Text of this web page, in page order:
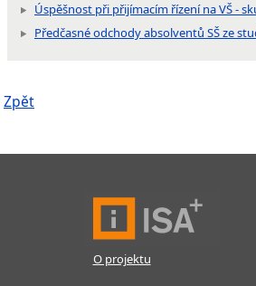
Úspěšnost při přijímacím řízení na VŠ -
Předčasné odchody absolventů SŠ ze
Zpět
O projektu